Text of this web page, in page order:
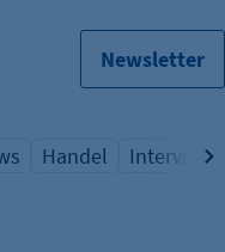
Newsletter
Schlagwort
Übersicht
Handel
Übersicht
Interview